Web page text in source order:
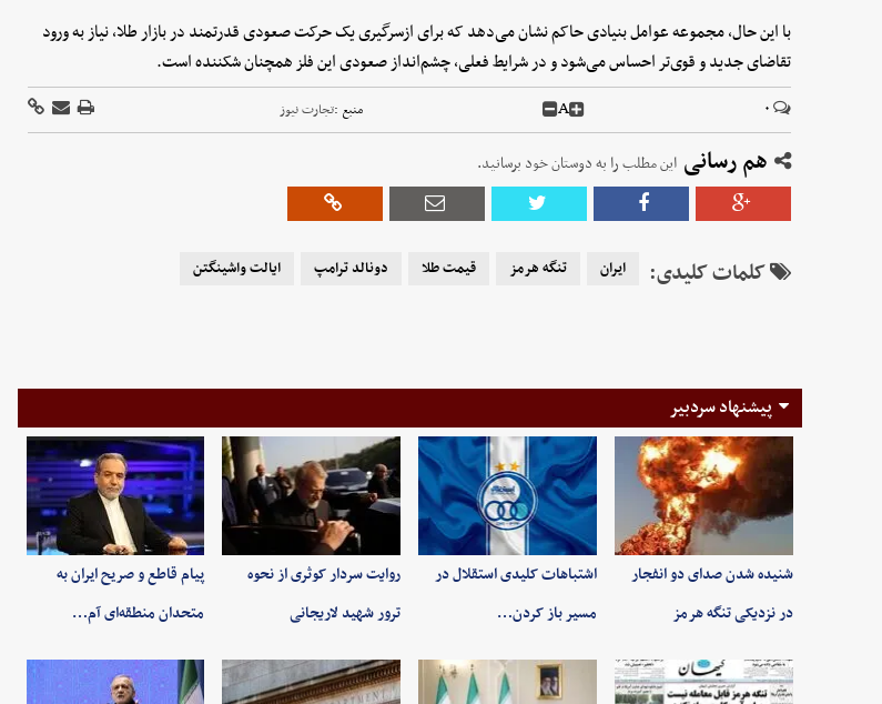
با این حال، مجموعه عوامل بنیادی حاکم نشان می‌دهد که برای ازسرگیری یک حرکت صعودی قدرتمند در بازار طلا، نیاز به ورود
تقاضای جدید و قوی‌تر احساس می‌شود و در شرایط فعلی، چشم‌انداز صعودی این فلز همچنان شکننده است.
۰ A منبع :تجارت نیوز
هم رسانی این مطلب را به دوستان خود برسانید.
کلمات کلیدی: ایران تنگه هرمز قیمت طلا دونالد ترامپ ایالت واشینگتن
پیشنهاد سردبیر
شنیده شدن صدای دو انفجار
در نزدیکی تنگه هرمز
اشتباهات کلیدی استقلال در
مسیر باز کردن…
روایت سردار کوثری از نحوه
ترور شهید لاریجانی
پیام قاطع و صریح ایران به
متحدان منطقه‌ای آم…